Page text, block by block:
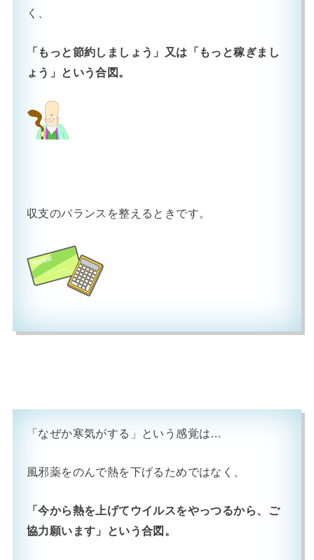
く、
「もっと節約しましょう」又は「もっと稼ぎまし
ょう」という合図。
収支のバランスを整えるときです。
「なぜか寒気がする」という感覚は…
風邪薬をのんで熱を下げるためではなく、
「今から熱を上げてウイルスをやっつるから、ご
協力願います」という合図。